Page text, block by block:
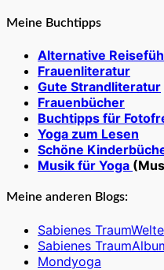
Meine Buchtipps
Alternative
Frauenliteratur
Gute Strandliteratur
Frauenbücher
Buchtipps für
Yoga zum Lesen
Schöne
Musik für Yoga
Meine anderen Blogs:
Sabienes
Sabienes
Mondyoga